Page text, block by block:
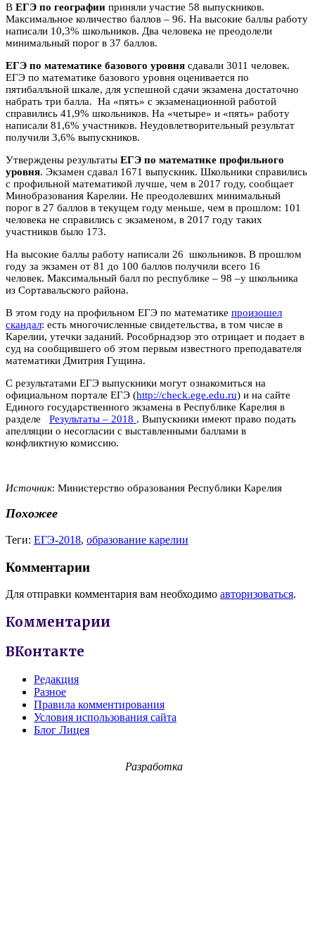
В ЕГЭ по географии приняли участие 58 выпускников.
Максимальное количество баллов – 96. На высокие баллы работу
написали 10,3% школьников. Два человека не преодолели
минимальный порог в 37 баллов.
ЕГЭ по математике базового уровня сдавали 3011 человек.
ЕГЭ по математике базового уровня оценивается по
пятибалльной шкале, для успешной сдачи экзамена достаточно
набрать три балла. На «пять» с экзаменационной работой
справились 41,9% школьников. На «четыре» и «пять» работу
написали 81,6% участников. Неудовлетворительный результат
получили 3,6% выпускников.
Утверждены результаты ЕГЭ по математике профильного
уровня. Экзамен сдавал 1671 выпускник. Школьники справились
с профильной математикой лучше, чем в 2017 году, сообщает
Минобразования Карелии. Не преодолевших минимальный
порог в 27 баллов в текущем году меньше, чем в прошлом: 101
человека не справились с экзаменом, в 2017 году таких
участников было 173.
На высокие баллы работу написали 26 школьников. В прошлом
году за экзамен от 81 до 100 баллов получили всего 16
человек. Максимальный балл по республике – 98 –у школьника
из Сортавальского района.
В этом году на профильном ЕГЭ по математике произошел
скандал: есть многочисленные свидетельства, в том числе в
Карелии, утечки заданий. Рособрнадзор это отрицает и подает в
суд на сообщившего об этом первым известного преподавателя
математики Дмитрия Гущина.
С результатами ЕГЭ выпускники могут ознакомиться на
официальном портале ЕГЭ (http://check.ege.edu.ru) и на сайте
Единого государственного экзамена в Республике Карелия в
разделе Результаты – 2018 . Выпускники имеют право подать
апелляции о несогласии с выставленными баллами в
конфликтную комиссию.
Источник: Министерство образования Республики Карелия
Похожее
Теги: ЕГЭ-2018, образование карелии
Комментарии
Для отправки комментария вам необходимо авторизоваться.
Комментарии
ВКонтакте
Редакция
Разное
Правила комментирования
Условия использования сайта
Блог Лицея
Разработка